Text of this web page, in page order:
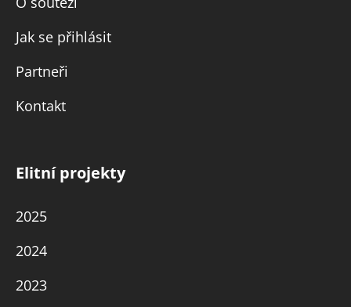
Jak se přihlásit
Partneři
Kontakt
Elitní projekty
2025
2024
2023